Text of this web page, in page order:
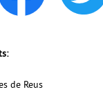
de Reus